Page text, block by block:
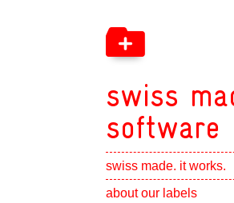
swiss
software
swiss made. it works.
about our labels